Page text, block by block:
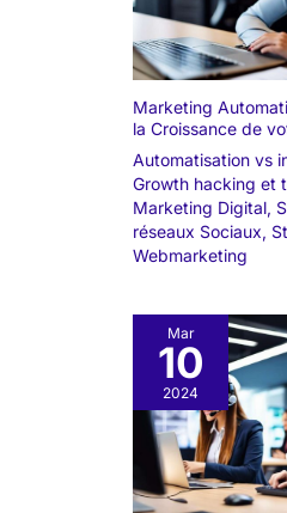
Marketing
la Croissance de
Automatisation vs
Growth hacking et
Marketing Digital,
réseaux Sociaux,
Webmarketing
Mar
10
2024